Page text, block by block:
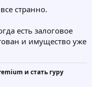
странно.
есть залоговое
и имущество уже
и стать гуру